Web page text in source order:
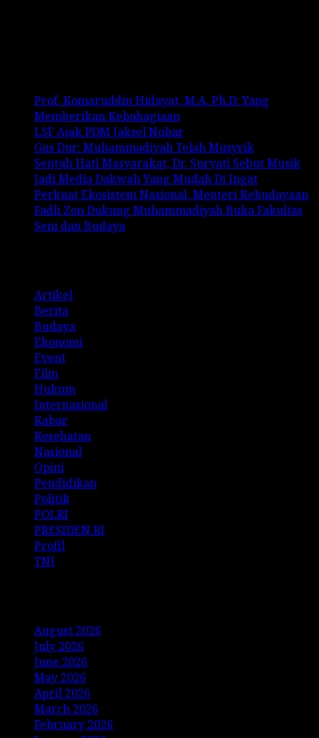
Prof. Komaruddin Hidayat, M.A. Ph.D: Yang
Memberikan Kebahagiaan
LSF Ajak PDM Jaksel Nobar
Gus Dur: Muhammadiyah Telah Musyrik
Sentuh Hati Masyarakat, Dr. Suryati Sebut Musik
Jadi Media Dakwah Yang Mudah Di Ingat
Perkuat Ekosistem Nasional, Menteri Kebudayaan
Fadli Zon Dukung Muhammadiyah Buka Fakultas
Seni dan Budaya
Artikel
Berita
Budaya
Ekonomi
Event
Film
Hukum
Internasional
Kabar
Kesehatan
Nasional
Opini
Pendidikan
Politik
POLRI
PRESIDEN RI
Profil
TNI
August 2026
July 2026
June 2026
May 2026
April 2026
March 2026
February 2026